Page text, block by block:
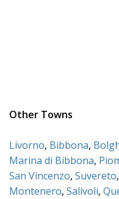
Other Towns
Livorno, Bibbona,
Marina di Bibbona,
San Vincenzo, Suvereto,
Montenero, Salivoli,